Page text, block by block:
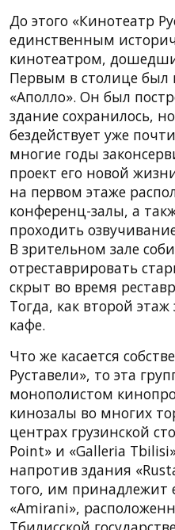
До этого «Кинотеатр
единственным
кинотеатром,
Первым в столице был
«Аполло». Он был
здание сохранилось,
бездействует уже
многие годы
проект его новой
на первом этаже
конференц-залы, а
проходить
В зрительном зале
отреставрировать
скрыт во время
Тогда, как второй
кафе.
Что же касается
Руставели», то эта
монополистом
кинозалы во многих
центрах грузинской
Point» и «Galleria
напротив здания
того, им
«Amirani»,